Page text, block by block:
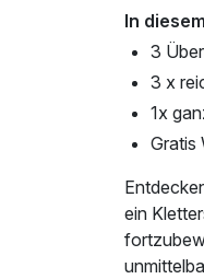
In
3
3 x
1x
Gratis
ein